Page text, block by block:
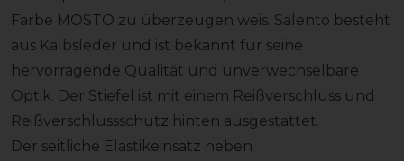
Farbe MOSTO zu überzeugen weis. Salento besteht
aus Kalbsleder und ist bekannt für seine
hervorragende Qualität und unverwechselbare
Optik. Der Stiefel ist mit einem Reißverschluss und
Reißverschlussschutz hinten ausgestattet.
Der seitliche Elastikeinsatz neben